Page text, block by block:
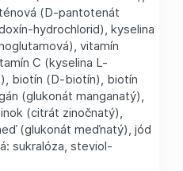
(D-pantotenát
hydrochlorid), kyselina
vitamín
C (kyselina L-
biotín (D-biotín), biotín
(glukonát manganatý),
(citrát zinočnatý),
(glukonát meďnatý), jód
sukralóza, steviol-